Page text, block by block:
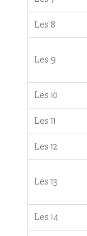
Les 8
Les 9
Les 10
Les 11
Les 12
Les 13
Les 14